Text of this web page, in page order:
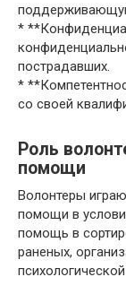
*
пострадавших.
*
со своей
Роль
помощи
Волонтеры
помощи в
помощь в
раненых,